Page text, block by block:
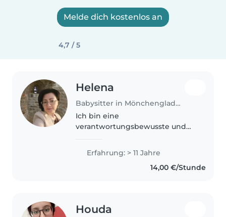
Melde dich kostenlos an
4,7 / 5
Helena
Babysitter in Mönchengladbach
Ich bin eine
verantwortungsbewusste und
von zwei Erwachsenen Kindern
weiß ich, wie man auf die
Bedürfnisse von Kindern
Erfahrung: > 11 Jahre
14,00 €/Stunde
Houda